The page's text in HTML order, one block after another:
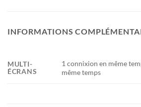
INFORMATIONS
MULTI-
ÉCRANS
1 connixion en même
même temps